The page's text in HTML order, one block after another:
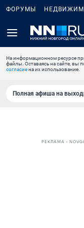
ФОРУМЫ
На информационном ресурсе
файлы. Оставаясь на сайте, вы
согласиена их использование.
Полная афиша на
РЕКЛАМА •